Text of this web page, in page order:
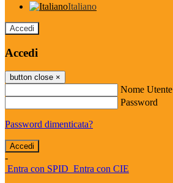
Italiano
Accedi
Accedi
button close ×
Nome Utente
Password
Password dimenticata?
-
Entra con SPID Entra con CIE